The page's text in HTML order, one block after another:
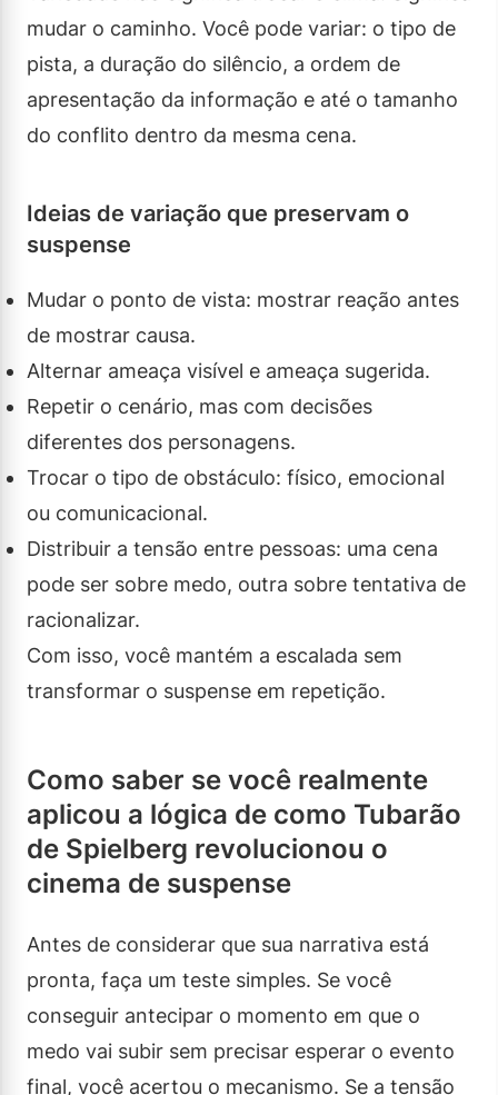
mudar o caminho. Você pode variar: o tipo de
pista, a duração do silêncio, a ordem de
apresentação da informação e até o tamanho
do conflito dentro da mesma cena.
Ideias de variação que preservam o
suspense
Mudar o ponto de vista: mostrar reação antes
de mostrar causa.
Alternar ameaça visível e ameaça sugerida.
Repetir o cenário, mas com decisões
diferentes dos personagens.
Trocar o tipo de obstáculo: físico, emocional
ou comunicacional.
Distribuir a tensão entre pessoas: uma cena
pode ser sobre medo, outra sobre tentativa de
racionalizar.
Com isso, você mantém a escalada sem
transformar o suspense em repetição.
Como saber se você realmente
aplicou a lógica de como Tubarão
de Spielberg revolucionou o
cinema de suspense
Antes de considerar que sua narrativa está
pronta, faça um teste simples. Se você
conseguir antecipar o momento em que o
medo vai subir sem precisar esperar o evento
final, você acertou o mecanismo. Se a tensão